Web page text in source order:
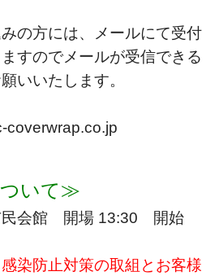
の方には、メールにて受付
すのでメールが受信できる
いいたします。
coverwrap.co.jp
いて≫
民会館 開場 13:30 開始
染防止対策の取組とお客様